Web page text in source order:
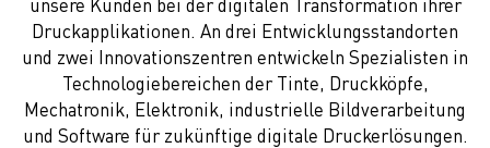
Druckapplikationen. An drei Entwicklungsstandorten
und zwei Innovationszentren entwickeln Spezialisten in
Technologiebereichen der Tinte, Druckköpfe,
Mechatronik, Elektronik, industrielle Bildverarbeitung
und Software für zukünftige digitale Druckerlösungen.